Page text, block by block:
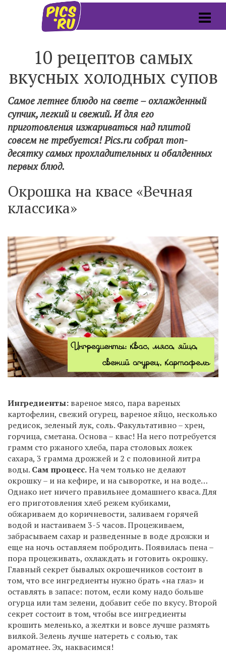
10 рецептов самых
вкусных холодных супов
Самое летнее блюдо на свете – охлажденный
супчик, легкий и свежий. И для его
приготовления изжариваться над плитой
совсем не требуется! Pics.ru собрал топ-
десятку самых прохладительных и обалденных
первых блюд.
Окрошка на квасе «Вечная
классика»
Ингредиенты: вареное мясо, пара вареных
картофелин, свежий огурец, вареное яйцо, несколько
редисок, зеленый лук, соль. Факультативно – хрен,
горчица, сметана. Основа – квас! На него потребуется
грамм сто ржаного хлеба, пара столовых ложек
сахара, 3 грамма дрожжей и 2 с половиной литра
воды. Сам процесс.На чем только не делают
окрошку – и на кефире, и на сыворотке, и на воде…
Однако нет ничего правильнее домашнего кваса. Для
его приготовления хлеб режем кубиками,
обжариваем до коричневости, заливаем горячей
водой и настаиваем 3-5 часов. Процеживаем,
забрасываем сахар и разведенные в воде дрожжи и
еще на ночь оставляем побродить. Появилась пена –
пора процеживать, охлаждать и готовить окрошку.
Главный секрет бывалых окрошечников состоит в
том, что все ингредиенты нужно брать «на глаз» и
оставлять в запасе: потом, если кому надо больше
огурца или там зелени, добавит себе по вкусу. Второй
секрет состоит в том, чтобы все ингредиенты
крошить меленько, а желтки и вовсе лучше размять
вилкой. Зелень лучше натереть с солью, так
ароматнее. Эх, наквасимся!